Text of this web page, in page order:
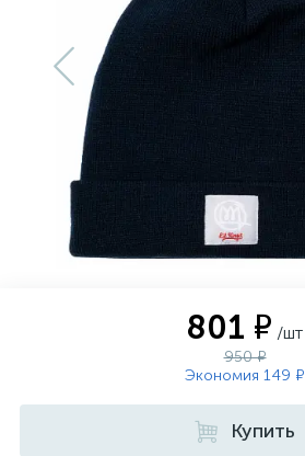
801 ₽ /шт
950 ₽
Экономия 149 ₽
Купить